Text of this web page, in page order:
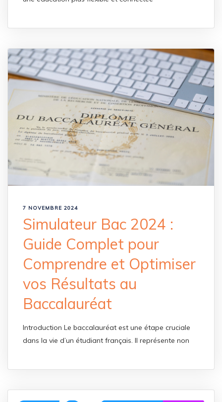
7 NOVEMBRE 2024
Simulateur Bac 2024 :
Guide Complet pour
Comprendre et Optimiser
vos Résultats au
Baccalauréat
Introduction Le baccalauréat est une étape cruciale
dans la vie d’un étudiant français. Il représente non